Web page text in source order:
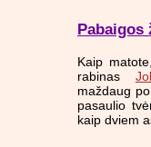
Pabaigos
Kaip
rabinas
maždaug
pasaulio
kaip dviem